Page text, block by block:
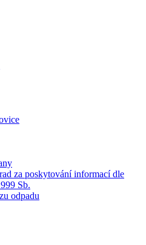
za poskytování informací dle
Sb.
odpadu